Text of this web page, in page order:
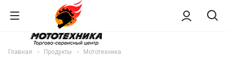
Главная Продукты Мототехника